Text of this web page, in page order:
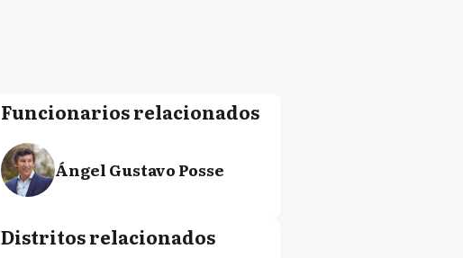
Funcionarios relacionados
Ángel Gustavo Posse
Distritos relacionados